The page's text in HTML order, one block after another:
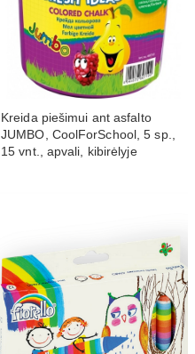
Kreida piešimui ant asfalto
JUMBO, CoolForSchool, 5 sp.,
15 vnt., apvali, kibirėlyje